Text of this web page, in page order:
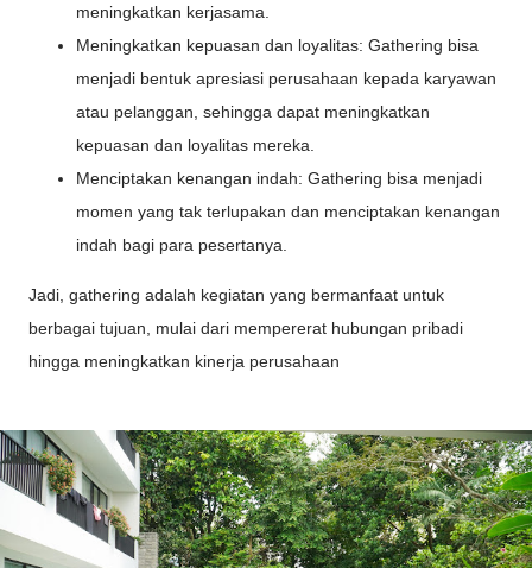
meningkatkan kerjasama.
Meningkatkan kepuasan dan loyalitas: Gathering bisa
menjadi bentuk apresiasi perusahaan kepada karyawan
atau pelanggan, sehingga dapat meningkatkan
kepuasan dan loyalitas mereka.
Menciptakan kenangan indah: Gathering bisa menjadi
momen yang tak terlupakan dan menciptakan kenangan
indah bagi para pesertanya.
Jadi, gathering adalah kegiatan yang bermanfaat untuk
berbagai tujuan, mulai dari mempererat hubungan pribadi
hingga meningkatkan kinerja perusahaan